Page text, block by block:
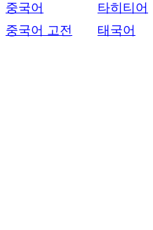
중국어
중국어 고전
타히티어
태국어